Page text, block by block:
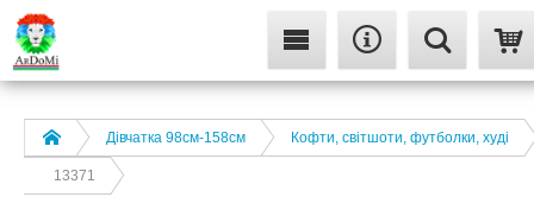
Дівчатка 98cм-158см Кофти, світшоти, футболки, худі
13371